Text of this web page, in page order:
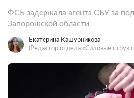
ФСБ задержала агента СБУ за
Запорожской области
Екатерина Кашурникова
(Редактор отдела «Силовые